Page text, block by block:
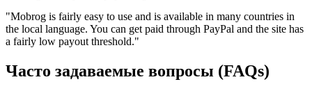
"Mobrog is fairly easy to use and is available in many countries in
the local language. You can get paid through PayPal and the site has
a fairly low payout threshold."
Часто задаваемые вопросы (FAQs)